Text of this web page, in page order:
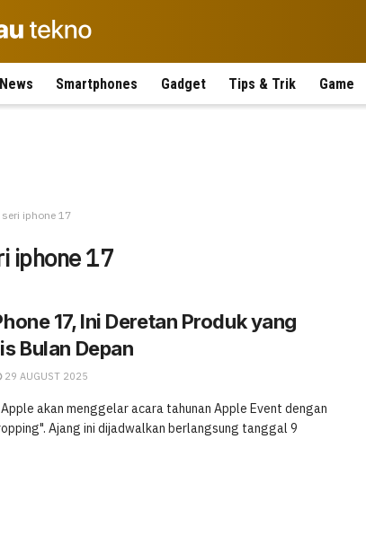
News Smartphones Gadget Tips & Trik Game
seri iphone 17
iphone 17
17, Ini Deretan Produk yang
Bulan Depan
29 AUGUST 2025
akan menggelar acara tahunan Apple Event dengan
Ajang ini dijadwalkan berlangsung tanggal 9